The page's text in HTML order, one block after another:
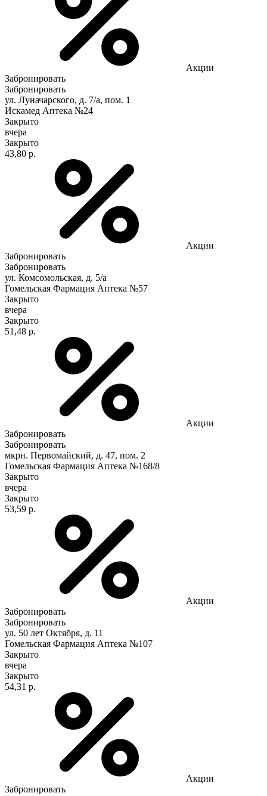
Акции
Забронировать
Забронировать
ул. Луначарского, д. 7/а, пом. 1
Искамед Аптека №24
Закрыто
вчера
Закрыто
43,80 р.
Акции
Забронировать
Забронировать
ул. Комсомольская, д. 5/а
Гомельская Фармация Аптека №57
Закрыто
вчера
Закрыто
51,48 р.
Акции
Забронировать
Забронировать
мкрн. Первомайский, д. 47, пом. 2
Гомельская Фармация Аптека №168/8
Закрыто
вчера
Закрыто
53,59 р.
Акции
Забронировать
Забронировать
ул. 50 лет Октября, д. 11
Гомельская Фармация Аптека №107
Закрыто
вчера
Закрыто
54,31 р.
Акции
Забронировать